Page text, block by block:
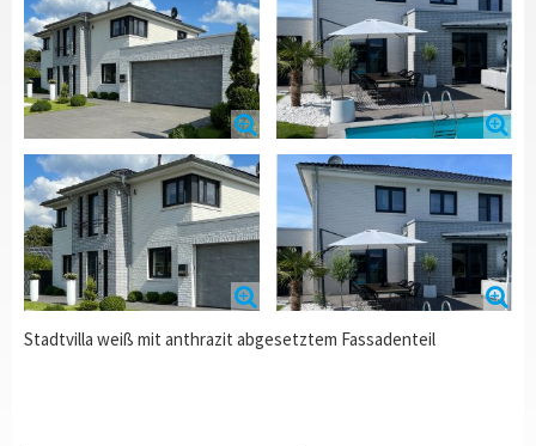
Stadtvilla weiß mit anthrazit abgesetztem Fassadenteil